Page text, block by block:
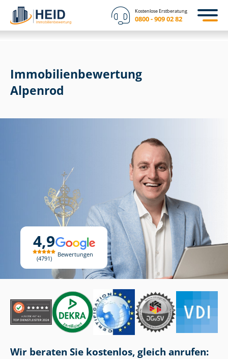
Kostenlose Erstberatung
0800 - 909 02 82
4,9
4791
Bewertungen
Immobilien­bewertung
Alpenrod
Wir beraten Sie kostenlos, gleich anrufen: